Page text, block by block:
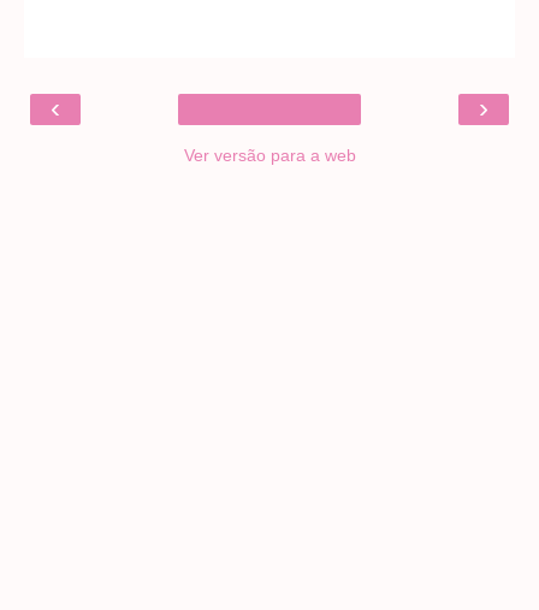
‹ ›
Ver versão para a web